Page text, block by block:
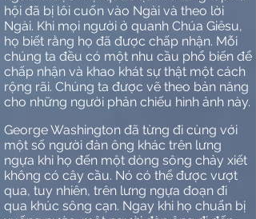
hội đã bị lôi cuốn vào Ngài và theo lời
Ngài. Khi mọi người ở quanh Chúa Giêsu,
họ biết rằng họ đã được chấp nhận. Mỗi
chúng ta đều có một nhu cầu phổ biến để
chấp nhận và khao khát sự thật một cách
rộng rãi. Chúng ta được vẽ theo bản năng
cho những người phản chiếu hình ảnh này.
George Washington đã từng đi cùng với
một số người đàn ông khác trên lưng
ngựa khi họ đến một dòng sông chảy xiết
không có cây cầu. Nó có thể được vượt
qua, tuy nhiên, trên lưng ngựa đoạn đi
qua khúc sông cạn. Ngay khi họ chuẩn bị